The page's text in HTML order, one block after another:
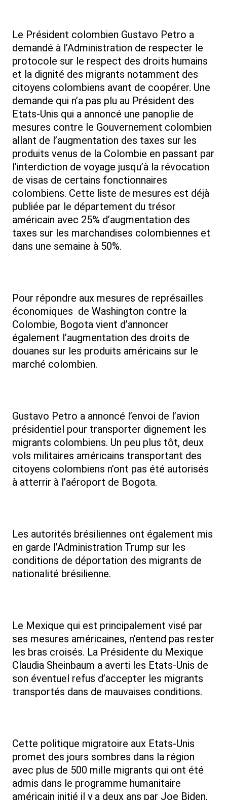
Le Président colombien Gustavo Petro a
demandé à l’Administration de respecter le
protocole sur le respect des droits humains
et la dignité des migrants notamment des
citoyens colombiens avant de coopérer. Une
demande qui n’a pas plu au Président des
Etats-Unis qui a annoncé une panoplie de
mesures contre le Gouvernement colombien
allant de l’augmentation des taxes sur les
produits venus de la Colombie en passant par
l’interdiction de voyage jusqu’à la révocation
de visas de certains fonctionnaires
colombiens. Cette liste de mesures est déjà
publiée par le département du trésor
américain avec 25% d’augmentation des
taxes sur les marchandises colombiennes et
dans une semaine à 50%.
Pour répondre aux mesures de représailles
économiques de Washington contre la
Colombie, Bogota vient d’annoncer
également l’augmentation des droits de
douanes sur les produits américains sur le
marché colombien.
Gustavo Petro a annoncé l’envoi de l’avion
présidentiel pour transporter dignement les
migrants colombiens. Un peu plus tôt, deux
vols militaires américains transportant des
citoyens colombiens n’ont pas été autorisés
à atterrir à l’aéroport de Bogota.
Les autorités brésiliennes ont également mis
en garde l’Administration Trump sur les
conditions de déportation des migrants de
nationalité brésilienne.
Le Mexique qui est principalement visé par
ses mesures américaines, n’entend pas rester
les bras croisés. La Présidente du Mexique
Claudia Sheinbaum a averti les Etats-Unis de
son éventuel refus d’accepter les migrants
transportés dans de mauvaises conditions.
Cette politique migratoire aux Etats-Unis
promet des jours sombres dans la région
avec plus de 500 mille migrants qui ont été
admis dans le programme humanitaire
américain initié il y a deux ans par Joe Biden,